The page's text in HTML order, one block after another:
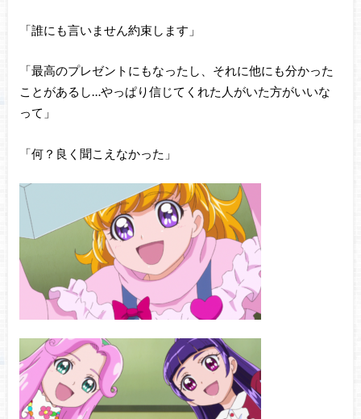
「誰にも言いません約束します」
「最高のプレゼントにもなったし、それに他にも分かった
ことがあるし…やっぱり信じてくれた人がいた方がいいな
って」
「何？良く聞こえなかった」